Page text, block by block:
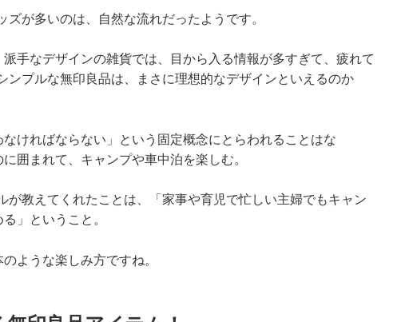
が多いのは、自然な流れだったようです。
手なデザインの雑貨では、目から入る情報が多すぎて、疲れて
ンプルな無印良品は、まさに理想的なデザインといえるのか
なければならない」という固定概念にとらわれることはな
囲まれて、キャンプや車中泊を楽しむ。
が教えてくれたことは、「家事や育児で忙しい主婦でもキャン
」ということ。
ような楽しみ方ですね。